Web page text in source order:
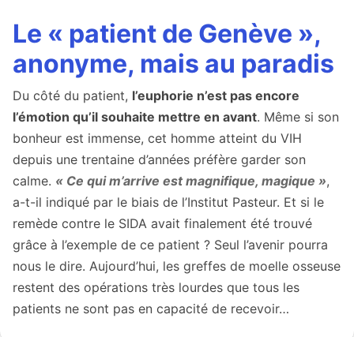
Le « patient de Genève »,
anonyme, mais au paradis
Du côté du patient, l’euphorie n’est pas encore
l’émotion qu’il souhaite mettre en avant. Même si son
bonheur est immense, cet homme atteint du VIH
depuis une trentaine d’années préfère garder son
calme. « Ce qui m’arrive est magnifique, magique »,
a-t-il indiqué par le biais de l’Institut Pasteur. Et si le
remède contre le SIDA avait finalement été trouvé
grâce à l’exemple de ce patient ? Seul l’avenir pourra
nous le dire. Aujourd’hui, les greffes de moelle osseuse
restent des opérations très lourdes que tous les
patients ne sont pas en capacité de recevoir…